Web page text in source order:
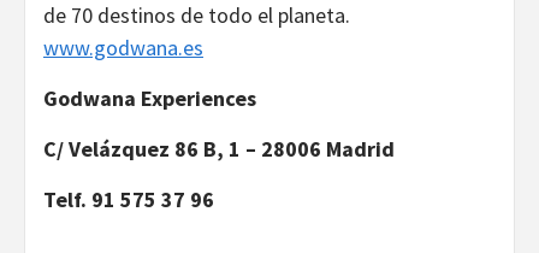
de 70 destinos de todo el planeta.
www.godwana.es
Godwana Experiences
C/ Velázquez 86 B, 1 – 28006 Madrid
Telf. 91 575 37 96